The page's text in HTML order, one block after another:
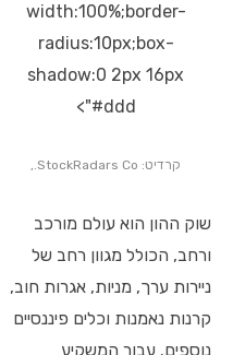
width:100%;border-
radius:10px;box-
shadow:0 2px 16px
#ddd">
קרדיט: StockRadars Co.,
שוק ההון הוא עולם מורכב
ורחב, הכולל מגוון רחב של
ניירות ערך, מניות, אגרות חוב,
קרנות נאמנות וכלים פיננסיים
נוספים. עבור המשקיע